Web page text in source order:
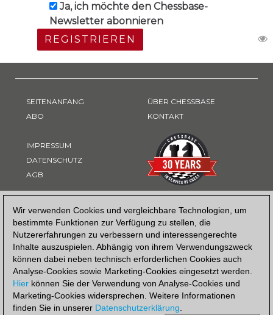
Wir verwenden Cookies und vergleichbare Technologien, um
bestimmte Funktionen zur Verfügung zu stellen, die
Nutzererfahrungen zu verbessern und interessengerechte
Inhalte auszuspielen. Abhängig von ihrem Verwendungszweck
können dabei neben technisch erforderlichen Cookies auch
Analyse-Cookies sowie Marketing-Cookies eingesetzt werden.
Hier können Sie der Verwendung von Analyse-Cookies und
Marketing-Cookies widersprechen. Weitere Informationen
finden Sie in unserer Datenschutzerklärung.
Ja, ich möchte den Chessbase-
Newsletter abonnieren
REGISTRIEREN
SEITENANFANG
ABO
IMPRESSUM
DATENSCHUTZ
AGB
ÜBER CHESSBASE
KONTAKT
ZAHLUNGSART